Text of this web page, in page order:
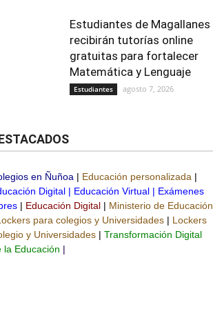
Estudiantes de Magallanes
recibirán tutorías online
gratuitas para fortalecer
Matemática y Lenguaje
Estudiantes agosto 7, 2026
en Ñuñoa | Educación personalizada |
Digital | Educación Virtual | Exámenes
| Educación Digital | Ministerio de Educación
para colegios y Universidades | Lockers
y Universidades | Transformación Digital
la Educación |